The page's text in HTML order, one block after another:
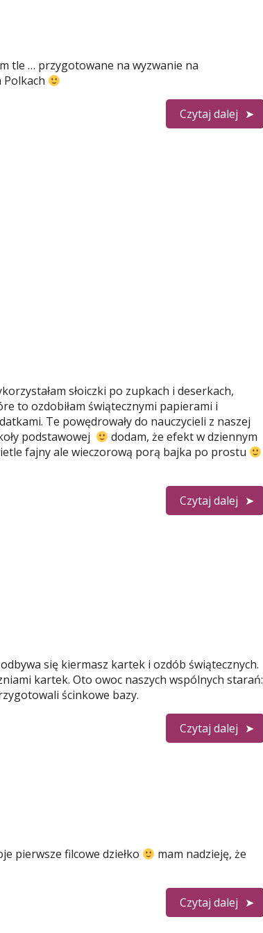
tle … przygotowane na wyzwanie na
Polkach
Czytaj dalej
słoiczki po zupkach i deserkach,
to ozdobiłam świątecznymi papierami i
Te powędrowały do nauczycieli z naszej
podstawowej
dodam, że efekt w dziennym
fajny ale wieczorową porą bajka po prostu
Czytaj dalej
się kiermasz kartek i ozdób świątecznych.
kartek. Oto owoc naszych wspólnych starań:
ścinkowe bazy.
Czytaj dalej
pierwsze filcowe dziełko
mam nadzieję, że
Czytaj dalej